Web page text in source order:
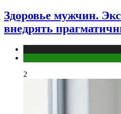
Здоровье мужчин.
внедрять
2